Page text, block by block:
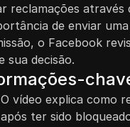
reclamações
de enviar
o Facebook
sua decisão.
O vídeo explica como
após ter sido